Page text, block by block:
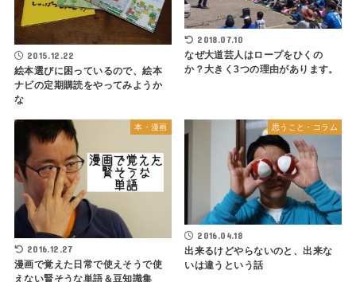
2015.12.22
絵本選びに困っているので、絵本
ナビの定期購読をやってみようか
な
2018.07.10
なぜ大道芸人はロープをひくの
か？大きく3つの理由があります。
本・漫画
2016.12.27
漫画で覚えた日常で使えそうで使
えない賢そうな単語＆豆知識集
思うこと・コラム
2016.04.18
出来るけどやらないのと、出来な
いは違うという話